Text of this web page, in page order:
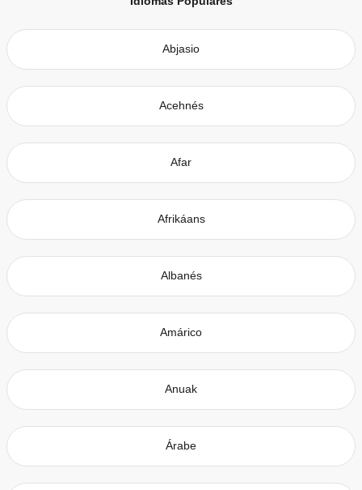
Abjasio
Acehnés
Afar
Afrikáans
Albanés
Amárico
Anuak
Árabe